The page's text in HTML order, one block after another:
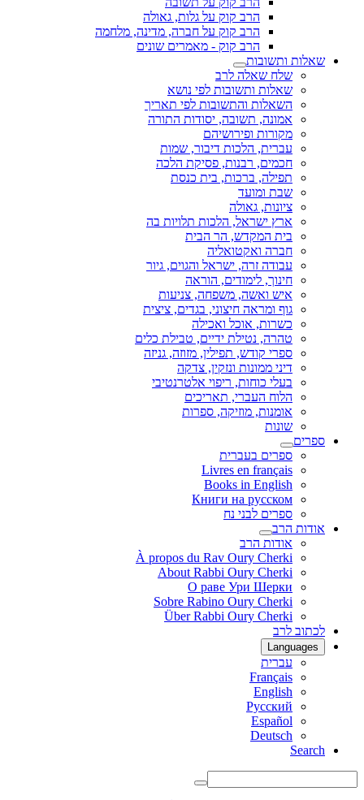
הרב קוק על גלות, גאולה
הרב קוק על חברה, מדינה, מלחמה
הרב קוק - מאמרים שונים
שאלות ותשובות
שלח שאלה לרב
שאלות ותשובות לפי נושא
השאלות והתשובות לפי תאריך
אמונה, תשובה, יסודות התורה
מקורות ופירושיהם
עברית, הלכות דיבור, שמות
חכמים, רבנות, פסיקת הלכה
תפילה, ברכות, בית כנסת
שבת ומועד
ציונות, גאולה
ארץ ישראל, הלכות תלויות בה
בית המקדש, הר הבית
חברה ואקטואליה
עבודה זרה, ישראל והגוים, גיור
חינוך, לימודים, הוראה
איש ואשה, משפחה, צניעות
גוף ומראה חיצוני, בגדים, ציצית
כשרות, אוכל ואכילה
טהרה, נטילת ידיים, טבילת כלים
ספרי קודש, תפילין, מזוזה, גניזה
דיני ממונות ונזקין, צדקה
בעלי כוחות, ריפוי אלטרנטיבי
הלוח העברי, תאריכים
אומנות, מוזיקה, ספרות
שונות
ספרים
ספרים בעברית
Livres en français
Books in English
Книги на русском
ספרים לבני נח
אודות הרב
אודות הרב
À propos du Rav Oury Cherki
About Rabbi Oury Cherki
О раве Ури Шерки
Sobre Rabino Oury Cherki
Über Rabbi Oury Cherki
לכתוב לרב
Languages
עברית
Français
English
Русский
Español
Deutsch
Search